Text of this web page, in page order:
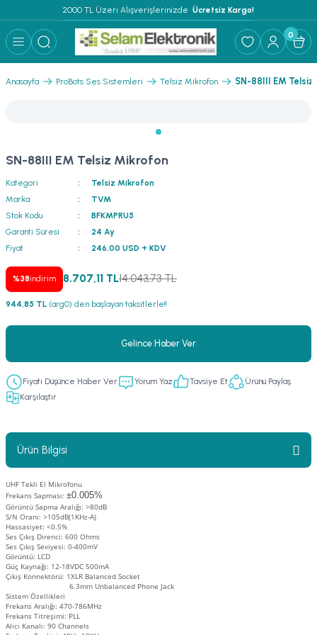
2000 TL Üzeri Alışverişlerinizde Ücretsiz Kargo!
Geri Dön
Anfiler
Geri Dön
Geri Dön
Hoparlörler
Devre Mebran
Geri Dön
Sistemleri
Geri Dön
Geri Dön
Mikrofonlar
Paketleri
Geri Dön
Sistemler
Geri Dön
PAKET
Geri Dön
Paketleri
0
Anasayfa ProBots Ses Sistemleri Telsiz Mikrofon SN-88III EM
SN-88III EM Telsiz Mikrofon
Kategori
Telsiz Mikrofon
Marka
TVM
Stok Kodu
BFKMPRU5
Garanti Süresi
24 Ay
Fiyat
246,00 USD + KDV
%38indirim 8.707,11 TL14.043,73 TL
944,85 TL (arg0) den başlayan taksitlerle!!
Gelince Haber Ver
Fiyatı Düşünce Haber Ver Yorum Yaz Tavsiye Et
Ürünü Paylaş
Karşılaştır
Ürün Bilgisi
UHF Tekli El Mikrofonu
Frekans Sapması: ±0.005%
Görüntü Sapma Aralığı: >80dB
S/N Oranı: >105dB(1KHz-A)
Hassasiyet: <0.5%
Ses Çıkış Direnci: 600 Ohms
Ses Çıkış Seviyesi: 0-400mV
Görüntü: LCD
Güç Kaynağı: 12-18VDC 500mA
Çıkış Konnektörü: 1XLR Balanced Socket
6.3mm Unbalanced Phone Jack
Sistem Özellikleri
Frekans Aralığı: 470-786MHz
Frekans Titreşimi: PLL
Alıcı Kanalı: 90 Channels